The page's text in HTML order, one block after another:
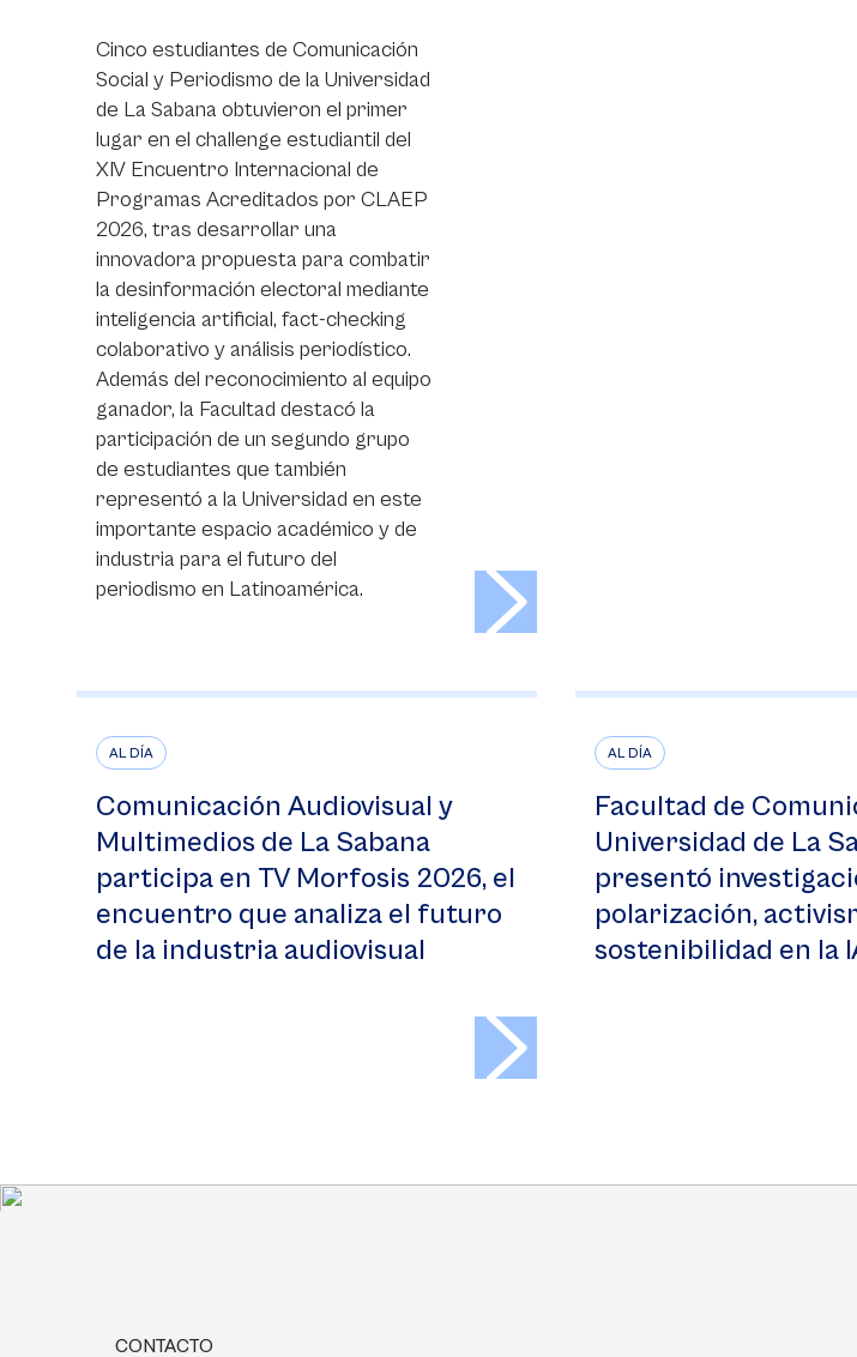
Cinco estudiantes de Comunicación
Social y Periodismo de la Universidad
de La Sabana obtuvieron el primer
lugar en el challenge estudiantil del
XIV Encuentro Internacional de
Programas Acreditados por CLAEP
2026, tras desarrollar una
innovadora propuesta para combatir
la desinformación electoral mediante
inteligencia artificial, fact-checking
colaborativo y análisis periodístico.
Además del reconocimiento al equipo
ganador, la Facultad destacó la
participación de un segundo grupo
de estudiantes que también
representó a la Universidad en este
importante espacio académico y de
industria para el futuro del
periodismo en Latinoamérica.
AL DÍA
Comunicación Audiovisual y
Multimedios de La Sabana
participa en TV Morfosis 2026, el
encuentro que analiza el futuro
de la industria audiovisual
AL DÍA
Facultad de
Universidad de La
presentó
polarización,
sostenibilidad en la
CONTACTO